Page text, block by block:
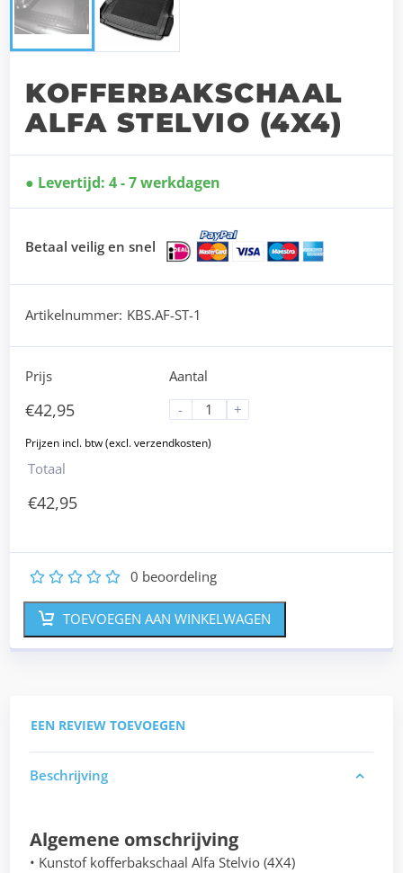
KOFFERBAKSCHAAL
ALFA STELVIO (4X4)
Levertijd: 4 - 7 werkdagen
Betaal veilig en snel
Artikelnummer: KBS.AF-ST-1
Prijs
€42,95
Aantal
-
+
Totaal
€42,95
5
4
3
2 0 beoordeling
TOEVOEGEN AAN WINKELWAGEN
EEN REVIEW TOEVOEGEN
Beschrijving
Algemene omschrijving
• Kunstof kofferbakschaal Alfa Stelvio (4X4)